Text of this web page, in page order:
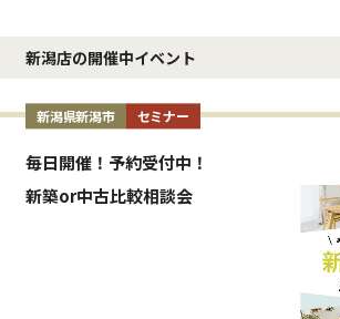
新潟店の開催中イベント
新潟県新潟市 セミナー
毎日開催！予約受付中！
新築or中古比較相談会